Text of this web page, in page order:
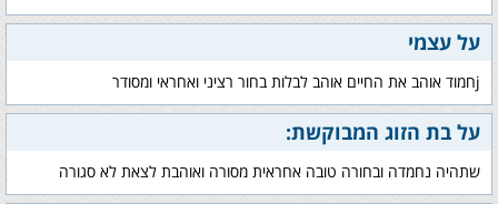
על עצמי
jחמוד אוהב את החיים אוהב לבלות בחור רציני ואחראי ומסודר
על בת הזוג המבוקשת:
שתהיה נחמדה ובחורה טובה אחראית מסורה ואוהבת לצאת לא סגורה